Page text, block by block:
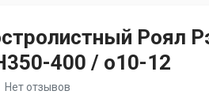
Роял
400 / o10-12
of 5
Нет отзывов